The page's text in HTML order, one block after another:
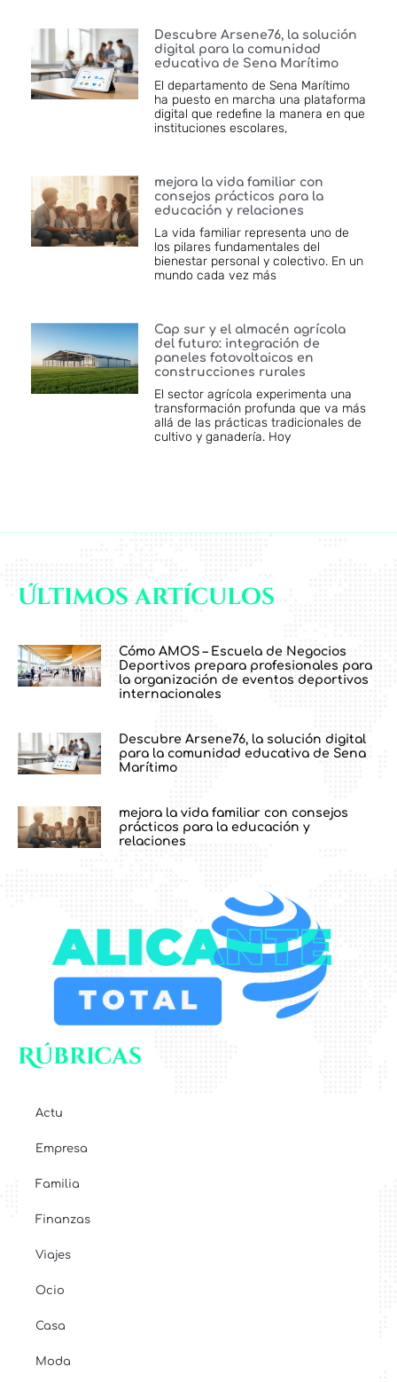
Descubre Arsene76, la solución
digital para la comunidad
educativa de Sena Marítimo
El departamento de Sena Marítimo
ha puesto en marcha una plataforma
digital que redefine la manera en que
instituciones escolares,
mejora la vida familiar con
consejos prácticos para la
educación y relaciones
La vida familiar representa uno de
los pilares fundamentales del
bienestar personal y colectivo. En un
mundo cada vez más
Cap sur y el almacén agrícola
del futuro: integración de
paneles fotovoltaicos en
construcciones rurales
El sector agrícola experimenta una
transformación profunda que va más
allá de las prácticas tradicionales de
cultivo y ganadería. Hoy
Últimos artículos
Cómo AMOS – Escuela de Negocios
Deportivos prepara profesionales para
la organización de eventos deportivos
internacionales
Descubre Arsene76, la solución digital
para la comunidad educativa de Sena
Marítimo
mejora la vida familiar con consejos
prácticos para la educación y
relaciones
Rúbricas
Actu
Empresa
Familia
Finanzas
Viajes
Ocio
Casa
Moda